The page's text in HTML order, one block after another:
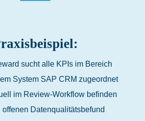
sucht alle KPIs im Bereich
System SAP CRM zugeordnet
im Review-Workflow befinden
offenen Datenqualitätsbefund